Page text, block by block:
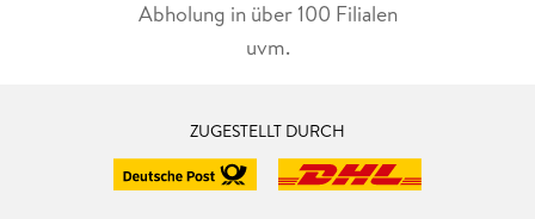
Abholung in über 100 Filialen
uvm.
ZUGESTELLT DURCH